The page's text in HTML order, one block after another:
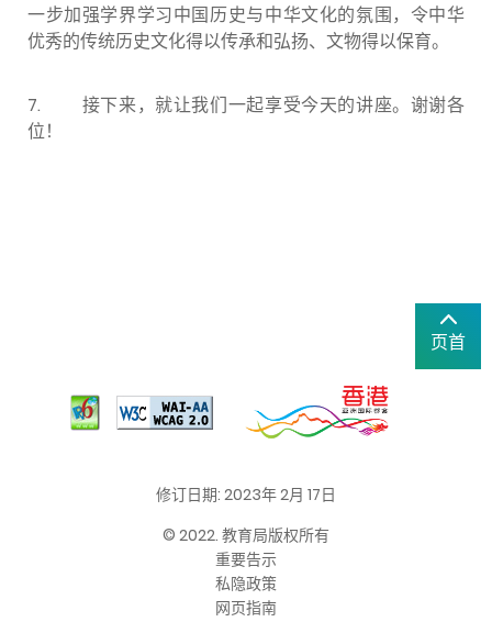
一步加强学界学习中国历史与中华文化的氛围，令中华
优秀的传统历史文化得以传承和弘扬、文物得以保育。
7. 接下来，就让我们一起享受今天的讲座。谢谢各
位！
页首
修订日期: 2023年 2月 17日
© 2022. 教育局版权所有
重要告示
私隐政策
网页指南